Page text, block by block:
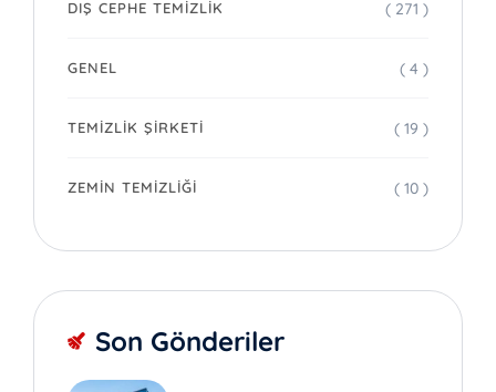
DIŞ CEPHE TEMIZLIK ( 271 )
GENEL ( 4 )
TEMIZLIK ŞIRKETI ( 19 )
ZEMIN TEMIZLIĞI ( 10 )
Son Gönderiler